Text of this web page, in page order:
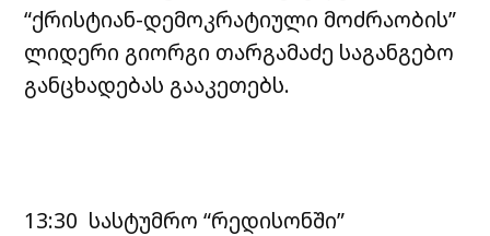
“ქრისტიან-დემოკრატიული მოძრაობის”
ლიდერი გიორგი თარგამაძე საგანგებო
განცხადებას გააკეთებს.
13:30 სასტუმრო “რედისონში”